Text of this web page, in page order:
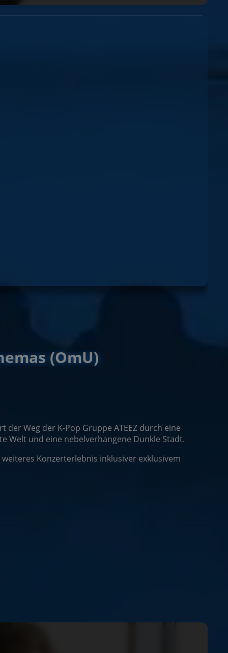
(OmU)
Weg der K-Pop Gruppe ATEEZ durch eine
Welt und eine nebelverhangene Dunkle Stadt.
Konzerterlebnis inklusiver exklusivem